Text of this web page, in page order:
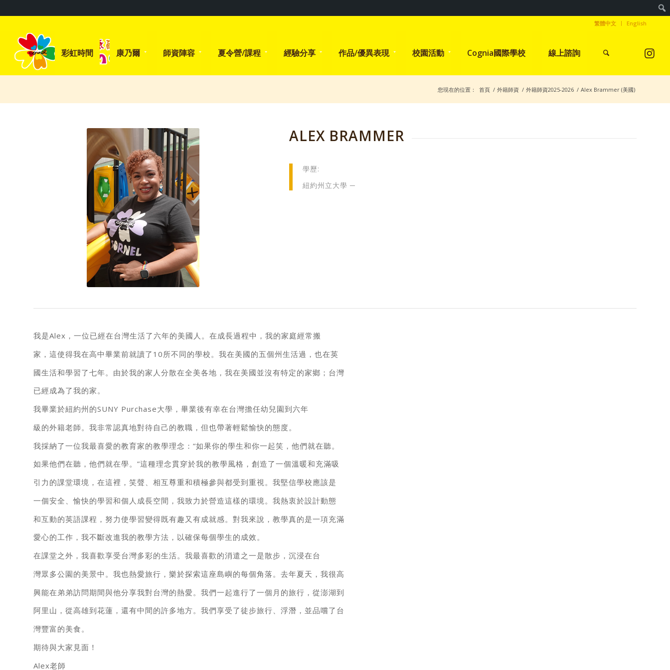
繁體中文 English
彩虹時間 康乃爾 師資陣容 夏令營/課程 經驗分享 作品/優異表現 校園活動 Cognia國際學校 線上諮詢
您現在的位置： 首頁 / 外籍師資 / 外籍師資2025-2026 / Alex Brammer (美國)
ALEX BRAMMER
學歷:
紐約州立大學 ─
我是Alex，一位已經在台灣生活了六年的美國人。在成長過程中，我的家庭經常搬
家，這使得我在高中畢業前就讀了10所不同的學校。我在美國的五個州生活過，也在英
國生活和學習了七年。由於我的家人分散在全美各地，我在美國並沒有特定的家鄉；台灣
已經成為了我的家。
我畢業於紐約州的SUNY Purchase大學，畢業後有幸在台灣擔任幼兒園到六年
級的外籍老師。我非常認真地對待自己的教職，但也帶著輕鬆愉快的態度。
我採納了一位我最喜愛的教育家的教學理念：“如果你的學生和你一起笑，他們就在聽。
如果他們在聽，他們就在學。”這種理念貫穿於我的教學風格，創造了一個溫暖和充滿吸
引力的課堂環境，在這裡，笑聲、相互尊重和積極參與都受到重視。我堅信學校應該是
一個安全、愉快的學習和個人成長空間，我致力於營造這樣的環境。我熱衷於設計動態
和互動的英語課程，努力使學習變得既有趣又有成就感。對我來說，教學真的是一項充滿
愛心的工作，我不斷改進我的教學方法，以確保每個學生的成效。
在課堂之外，我喜歡享受台灣多彩的生活。我最喜歡的消遣之一是散步，沉浸在台
灣眾多公園的美景中。我也熱愛旅行，樂於探索這座島嶼的每個角落。去年夏天，我很高
興能在弟弟訪問期間與他分享我對台灣的熱愛。我們一起進行了一個月的旅行，從澎湖到
阿里山，從高雄到花蓮，還有中間的許多地方。我們享受了徒步旅行、浮潛，並品嚐了台
灣豐富的美食。
期待與大家見面！
Alex老師